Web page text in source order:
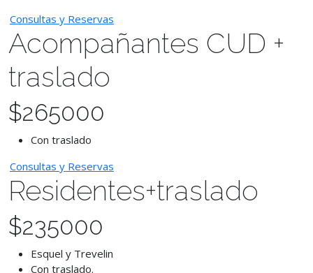
Consultas y Reservas
Acompañantes CUD +
traslado
$265000
Con traslado
Consultas y Reservas
Residentes+traslado
$235000
Esquel y Trevelin
Con traslado.